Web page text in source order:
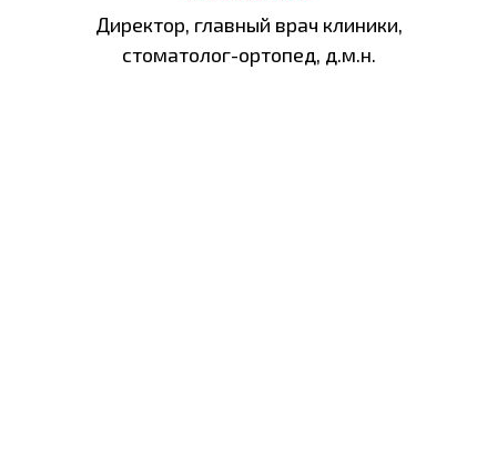
Директор, главный врач клиники,
стоматолог-ортопед, д.м.н.